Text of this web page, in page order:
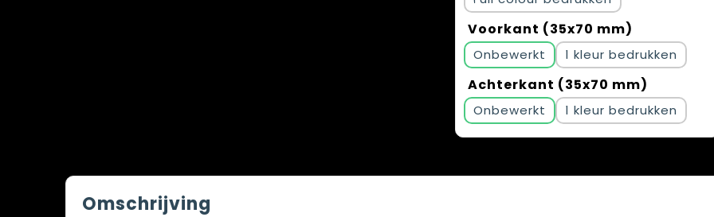
Voorkant (35x70 mm)
Onbewerkt 1
Achterkant (35x70 mm)
Onbewerkt 1
Omschrijving